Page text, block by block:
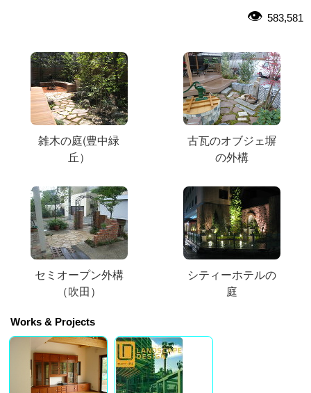
583,581
雑木の庭(豊中緑
丘）
古瓦のオブジェ塀
の外構
セミオープン外構
（吹田）
シティーホテルの
庭
Works & Projects